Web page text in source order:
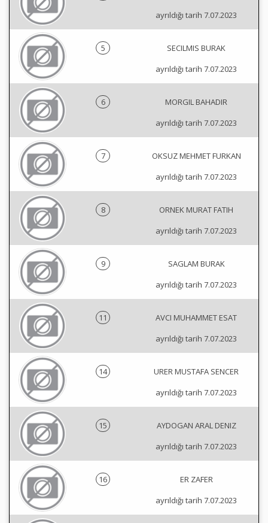
ayrıldığı tarih 7.07.2023
5
SECILMIS BURAK
ayrıldığı tarih 7.07.2023
6
MORGIL BAHADIR
ayrıldığı tarih 7.07.2023
7
OKSUZ MEHMET FURKAN
ayrıldığı tarih 7.07.2023
8
ORNEK MURAT FATIH
ayrıldığı tarih 7.07.2023
9
SAGLAM BURAK
ayrıldığı tarih 7.07.2023
11
AVCI MUHAMMET ESAT
ayrıldığı tarih 7.07.2023
14
URER MUSTAFA SENCER
ayrıldığı tarih 7.07.2023
15
AYDOGAN ARAL DENIZ
ayrıldığı tarih 7.07.2023
16
ER ZAFER
ayrıldığı tarih 7.07.2023